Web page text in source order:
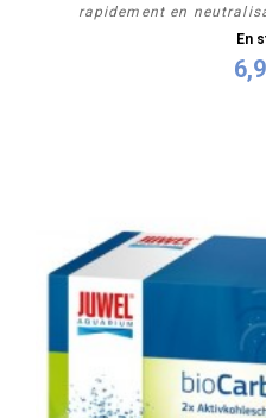
rapidement en
En